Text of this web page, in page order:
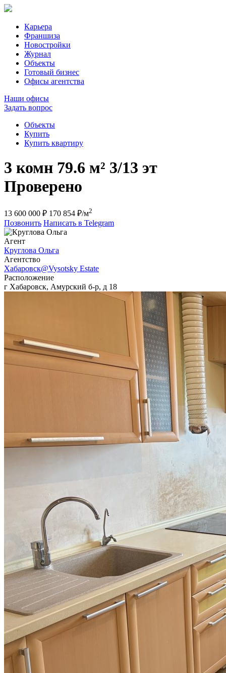
Карьера
Франшиза
Новостройки
Журнал
Объекты
Готовый бизнес
Офисы агентства
Наши офисы
Задать вопрос
Объекты
Купить
Купить квартиру
3 комн 79.6 м² 3/13 эт
Проверено
13 600 000 ₽ 170 854 ₽/м2
Позвонить Написать в Telegram
Агент
Круглова Ольга
Агентcтво
Хабаровск@Vysotsky Estate
Расположение
г Хабаровск, Амурский б-р, д 18